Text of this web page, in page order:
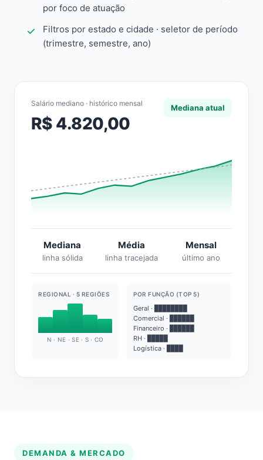
por foco de atuação
Filtros por estado e cidade · seletor de período
(trimestre, semestre, ano)
Salário mediano · histórico mensal
R$ 4.820,00
Mediana atual
Mediana
linha sólida
Média
linha tracejada
Mensal
último ano
REGIONAL · 5 REGIÕES
N · NE · SE · S · CO
POR FUNÇÃO (TOP 5)
Geral · ████████
Comercial · ██████
Financeiro · ██████
RH · █████
Logística · ████
DEMANDA & MERCADO